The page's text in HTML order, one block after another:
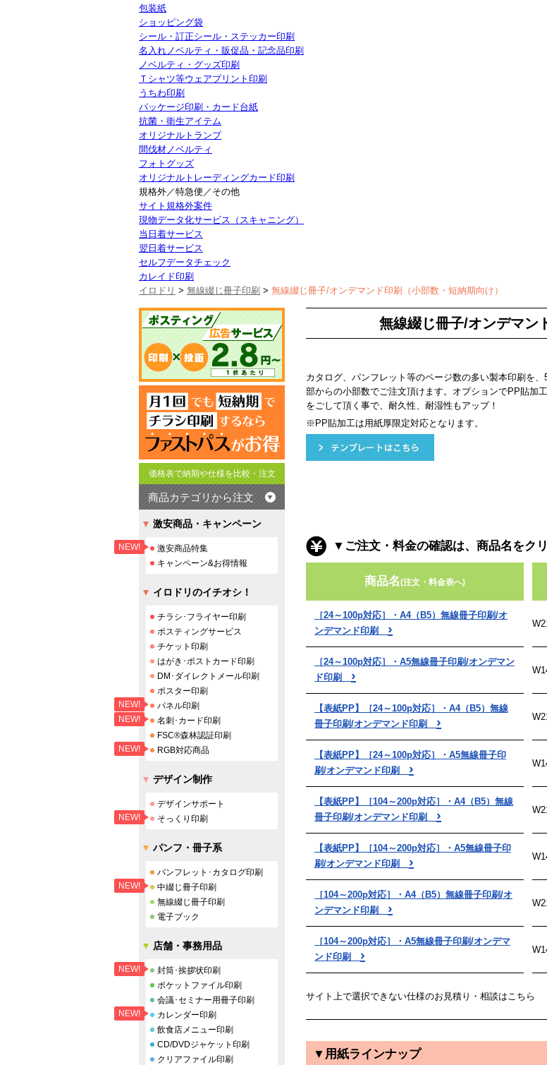
包装紙
ショッピング袋
シール・訂正シール・ステッカー印刷
名入れノベルティ・販促品・記念品印刷
ノベルティ・グッズ印刷
Ｔシャツ等ウェアプリント印刷
うちわ印刷
パッケージ印刷・カード台紙
抗菌・衛生アイテム
オリジナルトランプ
間伐材ノベルティ
フォトグッズ
オリジナルトレーディングカード印刷
規格外／特急便／その他
サイト規格外案件
現物データ化サービス（スキャニング）
当日着サービス
翌日着サービス
セルフデータチェック
カレイド印刷
イロドリ > 無線綴じ冊子印刷 > 無線綴じ冊子/オンデマンド印刷（小部数・短納期向け）
無線綴じ冊子/オンデマン
カタログ、パンフレット等のページ数の多い製本印刷を、
部からの小部数でご注文頂けます。オプションでPP貼加工
をごして頂く事で、耐久性、耐湿性もアップ！
※PP貼加工は用紙厚限定対応となります。
▼ご注文・料金の確認は、商品名をク
商品名(注文・料金表へ)
［24～100p対応］・A4（B5）無線冊子印刷/オ
ンデマンド印刷 ›
［24～100p対応］・A5無線冊子印刷/オンデマン
ド印刷 ›
【表紙PP】［24～100p対応］・A4（B5）無線
冊子印刷/オンデマンド印刷 ›
【表紙PP】［24～100p対応］・A5無線冊子印
刷/オンデマンド印刷 ›
【表紙PP】［104～200p対応］・A4（B5）無線
冊子印刷/オンデマンド印刷 ›
【表紙PP】［104～200p対応］・A5無線冊子印
刷/オンデマンド印刷 ›
［104～200p対応］・A4（B5）無線冊子印刷/オ
ンデマンド印刷 ›
［104～200p対応］・A5無線冊子印刷/オンデマ
ンド印刷 ›
サイト上で選択できない仕様のお見積り・相談はこちら
▼用紙ラインナップ
価格表で納期や仕様を比較・注文
商品カテゴリから注文
激安商品・キャンペーン
NEW!
激安商品特集
キャンペーン&お得情報
イロドリのイチオシ！
チラシ･フライヤー印刷
ポスティングサービス
チケット印刷
はがき･ポストカード印刷
DM･ダイレクトメール印刷
ポスター印刷
NEW! パネル印刷
NEW!
名刺･カード印刷
FSC®森林認証印刷
NEW! RGB対応商品
デザイン制作
デザインサポート
NEW! そっくり印刷
パンフ・冊子系
パンフレット･カタログ印刷
NEW!
中綴じ冊子印刷
無線綴じ冊子印刷
電子ブック
店舗・事務用品
NEW!
封筒･挨拶状印刷
ポケットファイル印刷
会議･セミナー用冊子印刷
NEW!
カレンダー印刷
飲食店メニュー印刷
CD/DVDジャケット印刷
クリアファイル印刷